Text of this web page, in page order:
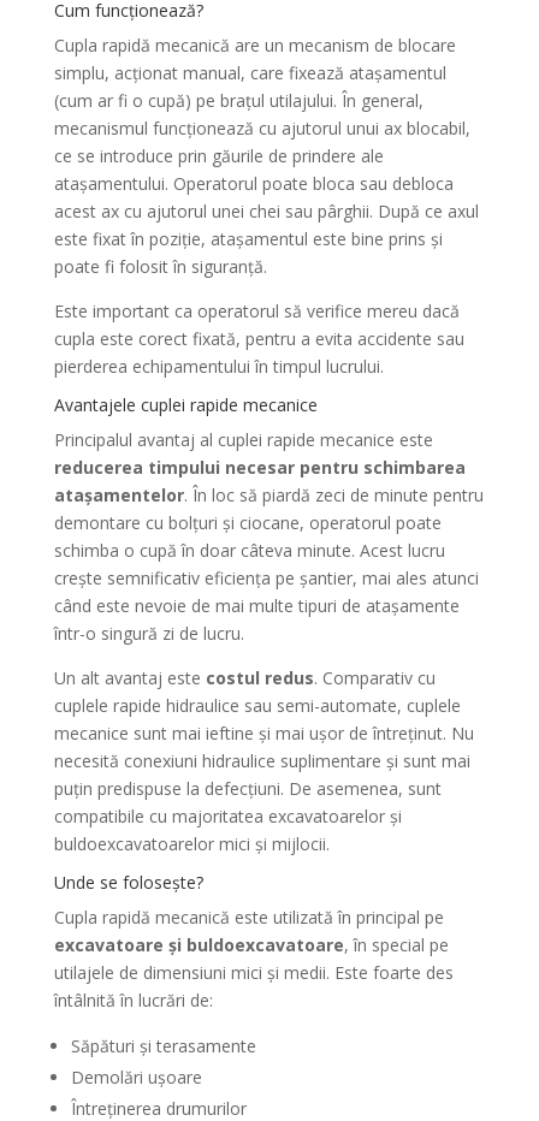
Cum funcționează?
Cupla rapidă mecanică are un mecanism de blocare
simplu, acționat manual, care fixează atașamentul
(cum ar fi o cupă) pe brațul utilajului. În general,
mecanismul funcționează cu ajutorul unui ax blocabil,
ce se introduce prin găurile de prindere ale
atașamentului. Operatorul poate bloca sau debloca
acest ax cu ajutorul unei chei sau pârghii. După ce axul
este fixat în poziție, atașamentul este bine prins și
poate fi folosit în siguranță.
Este important ca operatorul să verifice mereu dacă
cupla este corect fixată, pentru a evita accidente sau
pierderea echipamentului în timpul lucrului.
Avantajele cuplei rapide mecanice
Principalul avantaj al cuplei rapide mecanice este
reducerea timpului necesar pentru schimbarea
atașamentelor. În loc să piardă zeci de minute pentru
demontare cu bolțuri și ciocane, operatorul poate
schimba o cupă în doar câteva minute. Acest lucru
crește semnificativ eficiența pe șantier, mai ales atunci
când este nevoie de mai multe tipuri de atașamente
într-o singură zi de lucru.
Un alt avantaj este costul redus. Comparativ cu
cuplele rapide hidraulice sau semi-automate, cuplele
mecanice sunt mai ieftine și mai ușor de întreținut. Nu
necesită conexiuni hidraulice suplimentare și sunt mai
puțin predispuse la defecțiuni. De asemenea, sunt
compatibile cu majoritatea excavatoarelor și
buldoexcavatoarelor mici și mijlocii.
Unde se folosește?
Cupla rapidă mecanică este utilizată în principal pe
excavatoare și buldoexcavatoare, în special pe
utilajele de dimensiuni mici și medii. Este foarte des
întâlnită în lucrări de:
Săpături și terasamente
Demolări ușoare
Întreținerea drumurilor